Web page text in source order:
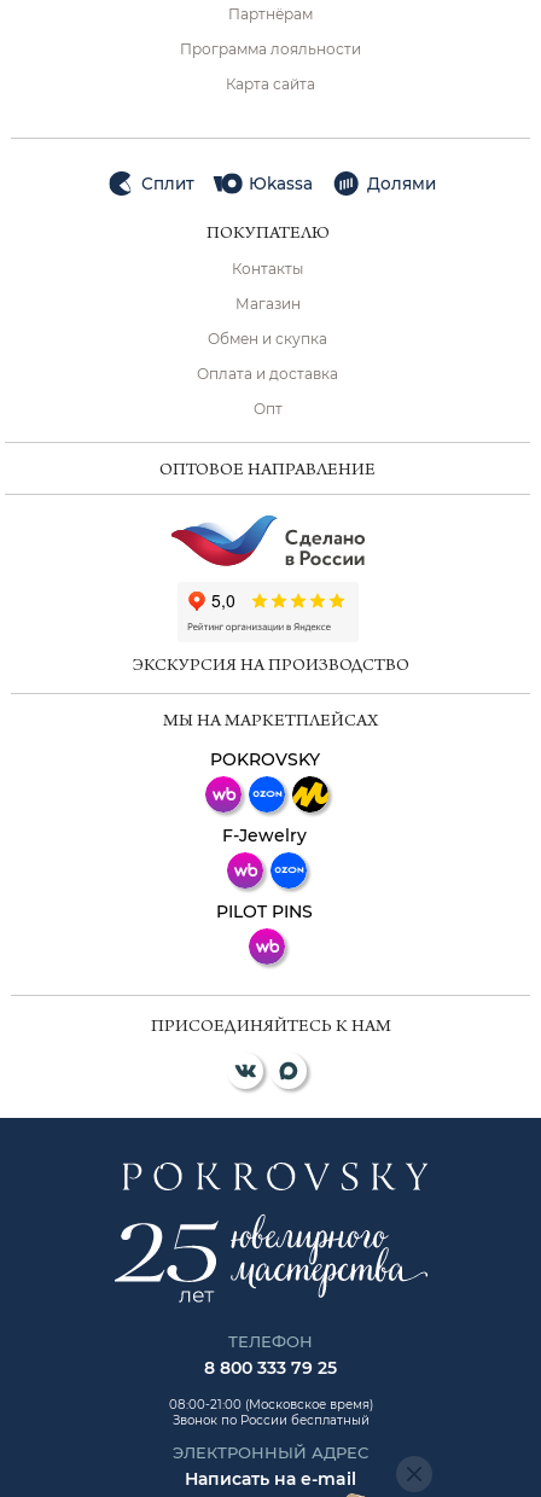
Партнёрам
Программа лояльности
Карта сайта
Сплит Юkassa Долями
ПОКУПАТЕЛЮ
Контакты
Магазин
Обмен и скупка
Оплата и доставка
Опт
ОПТОВОЕ НАПРАВЛЕНИЕ
ЭКСКУРСИЯ НА ПРОИЗВОДСТВО
МЫ НА МАРКЕТПЛЕЙСАХ
POKROVSKY
F-Jewelry
PILOT PINS
ПРИСОЕДИНЯЙТЕСЬ К НАМ
ТЕЛЕФОН
8 800 333 79 25
08:00-21:00 (Московское время)
Звонок по России бесплатный
ЭЛЕКТРОННЫЙ АДРЕС
Написать на e-mail